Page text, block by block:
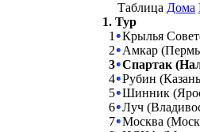
Таблица Дома
1. Тур
1
Крылья
2
Амкар
3 Спартак
4 Рубин
5 Шинник
6 Луч
7 Москва